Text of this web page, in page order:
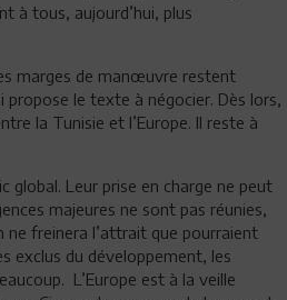
à tous, aujourd’hui, plus
marges de manœuvre restent
le texte à négocier. Dès lors,
la Tunisie et l’Europe. Il reste à
global. Leur prise en charge ne peut
majeures ne sont pas réunies,
ne freinera l’attrait que pourraient
exclus du développement, les
L’Europe est à la veille